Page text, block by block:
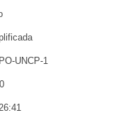
UNCP-1